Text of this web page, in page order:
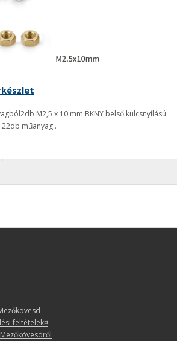
M2,5 x 10 mm BKNY belső kulcsnyílású
műanyag..
feltételek¤